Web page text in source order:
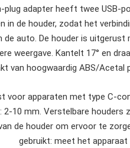
plug adapter heeft twee USB-
in de houder, zodat het
de auto. De houder is
weergave. Kantelt 17° en
van hoogwaardig ABS/Acetal
voor apparaten met type C-
2-10 mm. Verstelbare houders
de houder om ervoor te
gebruikt: meet het